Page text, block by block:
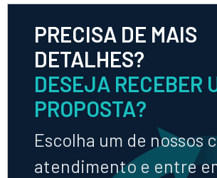
PRECISA DE MAIS
DETALHES?
DESEJA RECEBER
PROPOSTA?
Escolha um de nossos
atendimento e entre